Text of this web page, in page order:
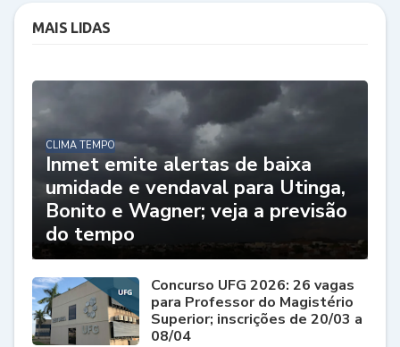
MAIS LIDAS
CLIMA TEMPO
Inmet emite alertas de baixa
umidade e vendaval para Utinga,
Bonito e Wagner; veja a previsão
do tempo
Concurso UFG 2026: 26 vagas
para Professor do Magistério
Superior; inscrições de 20/03 a
08/04